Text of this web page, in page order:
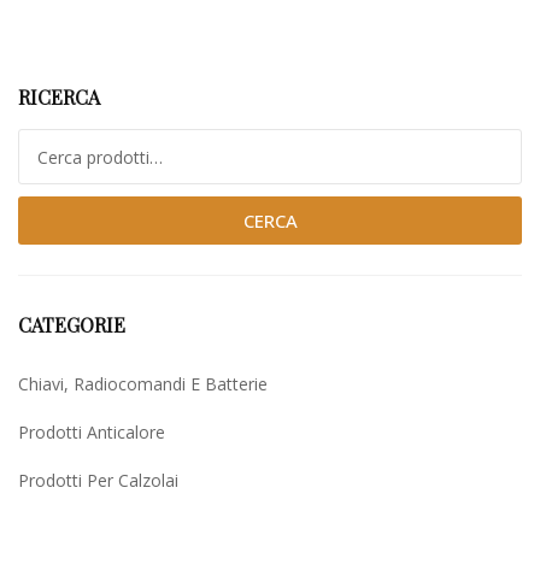
RICERCA
CERCA
CATEGORIE
Chiavi, Radiocomandi E Batterie
Prodotti Anticalore
Prodotti Per Calzolai